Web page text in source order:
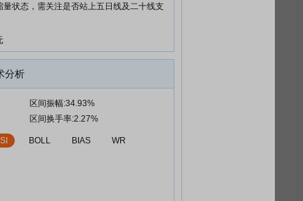
状态，需关注是否站上五日线及二十线支
分析
区间振幅:34.93%
区间换手率:2.27%
BOLL BIAS
WR